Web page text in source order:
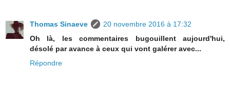
Thomas Sinaeve
20 novembre 2016 à 17:32
Oh là, les commentaires bugouillent aujourd'hui,
désolé par avance à ceux qui vont galérer avec...
Répondre